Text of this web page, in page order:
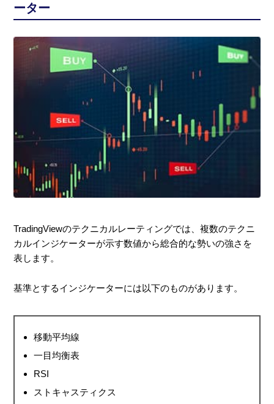
ーター
TradingViewのテクニカルレーティングでは、複数のテクニ
カルインジケーターが示す数値から総合的な勢いの強さを
表します。
基準とするインジケーターには以下のものがあります。
移動平均線
一目均衡表
RSI
ストキャスティクス